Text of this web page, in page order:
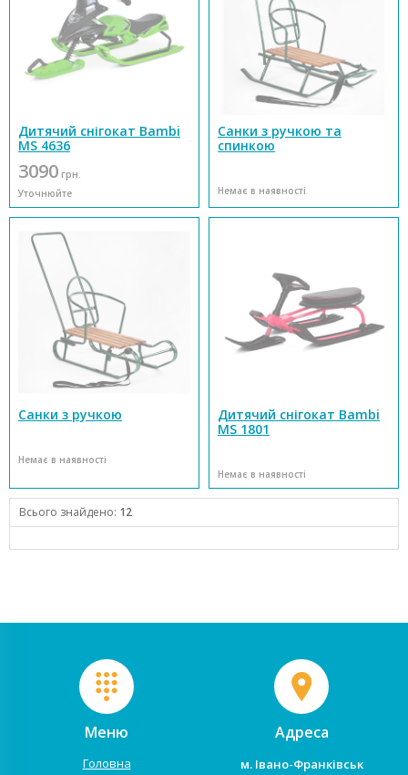
Дитячий снігокат Bambi
MS 4636
3090 грн.
Уточнюйте
Санки з ручкою та
спинкою
Немає в наявності
Санки з ручкою
Немає в наявності
Дитячий снігокат Bambi
MS 1801
Немає в наявності
Всього знайдено: 12
Меню
Головна
Адреса
м. Івано-Франківськ